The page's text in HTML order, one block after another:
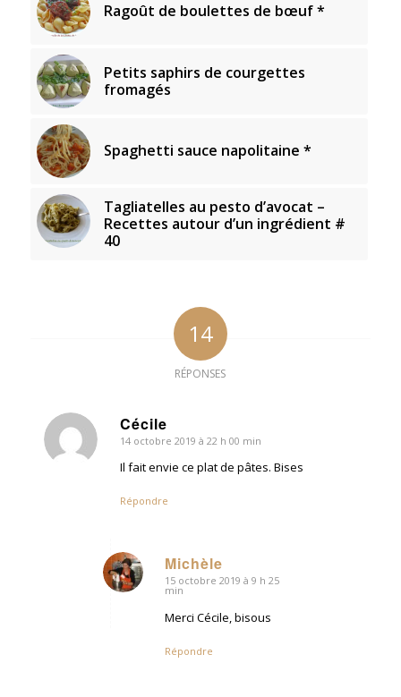
Ragoût de boulettes de bœuf *
Petits saphirs de courgettes
fromagés
Spaghetti sauce napolitaine *
Tagliatelles au pesto d’avocat –
Recettes autour d’un ingrédient #
40
14
RÉPONSES
Cécile
dit
14 octobre 2019 à 22 h 00 min
Il fait envie ce plat de pâtes. Bises
Répondre
Michèle
dit
15 octobre 2019 à 9 h 25
min
Merci Cécile, bisous
Répondre